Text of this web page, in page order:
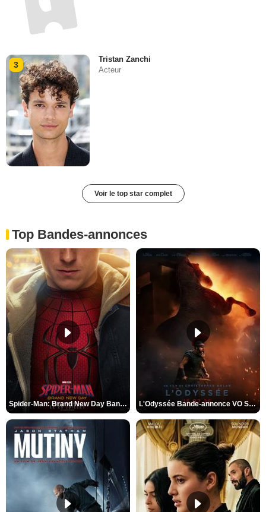
3
Tristan Zanchi
Acteur
Voir le top star complet
Top Bandes-annonces
Spider-Man: Brand New Day Bande-annonce VO STFR L'Odyssée Bande-annonce VO STFR